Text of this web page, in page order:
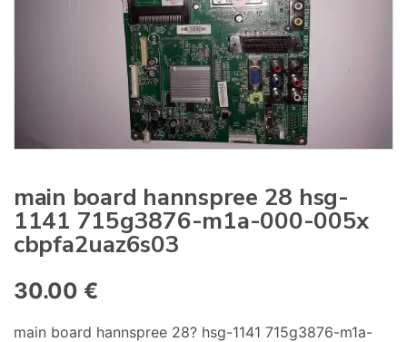
main board hannspree 28 hsg-
1141 715g3876-m1a-000-005x
cbpfa2uaz6s03
30.00 €
main board hannspree 28? hsg-1141 715g3876-m1a-